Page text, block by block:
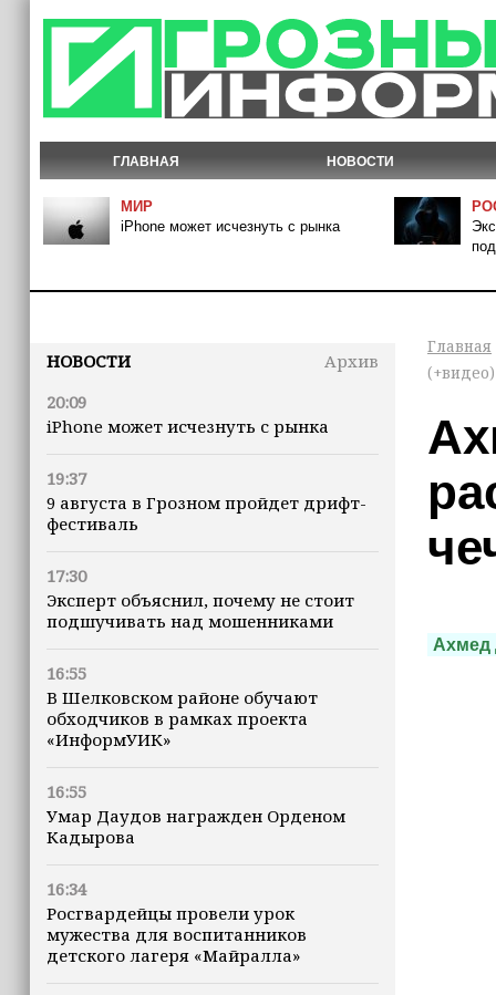
ГЛАВНАЯ НОВОСТИ
МИР
iPhone может исчезнуть с рынка
НОВОСТИ
Архив
20:09
iPhone может исчезнуть с рынка
19:37
9 августа в Грозном пройдет дрифт-
фестиваль
17:30
Эксперт объяснил, почему не стоит
подшучивать над мошенниками
16:55
В Шелковском районе обучают
обходчиков в рамках проекта
«ИнформУИК»
16:55
Умар Даудов награжден Орденом
Кадырова
16:34
Росгвардейцы провели урок
мужества для воспитанников
детского лагеря «Майралла»
Главная
(+видео)
Ахмед